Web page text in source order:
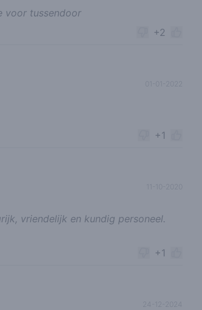
voor tussendoor
+2
+1
vriendelijk en kundig personeel.
+1